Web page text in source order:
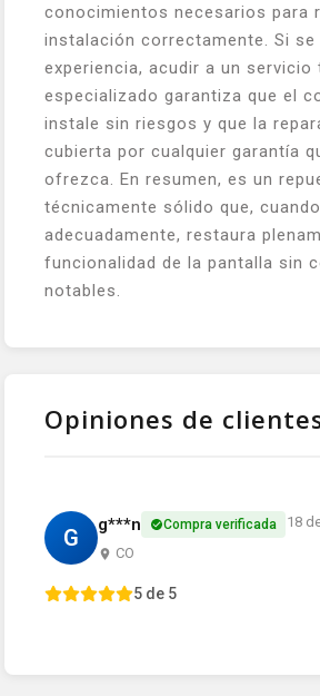
conocimientos necesarios para
instalación correctamente. Si se
experiencia, acudir a un servicio
especializado garantiza que el
instale sin riesgos y que la
cubierta por cualquier garantía
ofrezca. En resumen, es un
técnicamente sólido que,
adecuadamente, restaura
funcionalidad de la pantalla sin
notables.
Opiniones de
G g***n Compra verificada
CO
18
5 de 5